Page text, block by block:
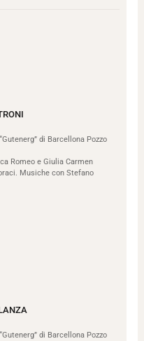
di Barcellona Pozzo
Romeo e Giulia Carmen
Musiche con Stefano
di Barcellona Pozzo